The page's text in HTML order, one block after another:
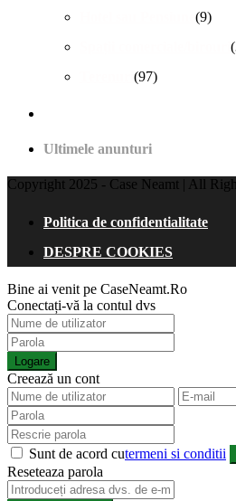
(9)
(97)
Ultimele anunturi
Copyright 2025 - Case Neamt | All
Politica de confidentialitate
DESPRE COOKIES
Bine ai venit pe CaseNeamt.Ro
Conectați-vă la contul dvs
Logare
Creează un cont
Sunt de acord cutermeni si conditii
Reseteaza parola